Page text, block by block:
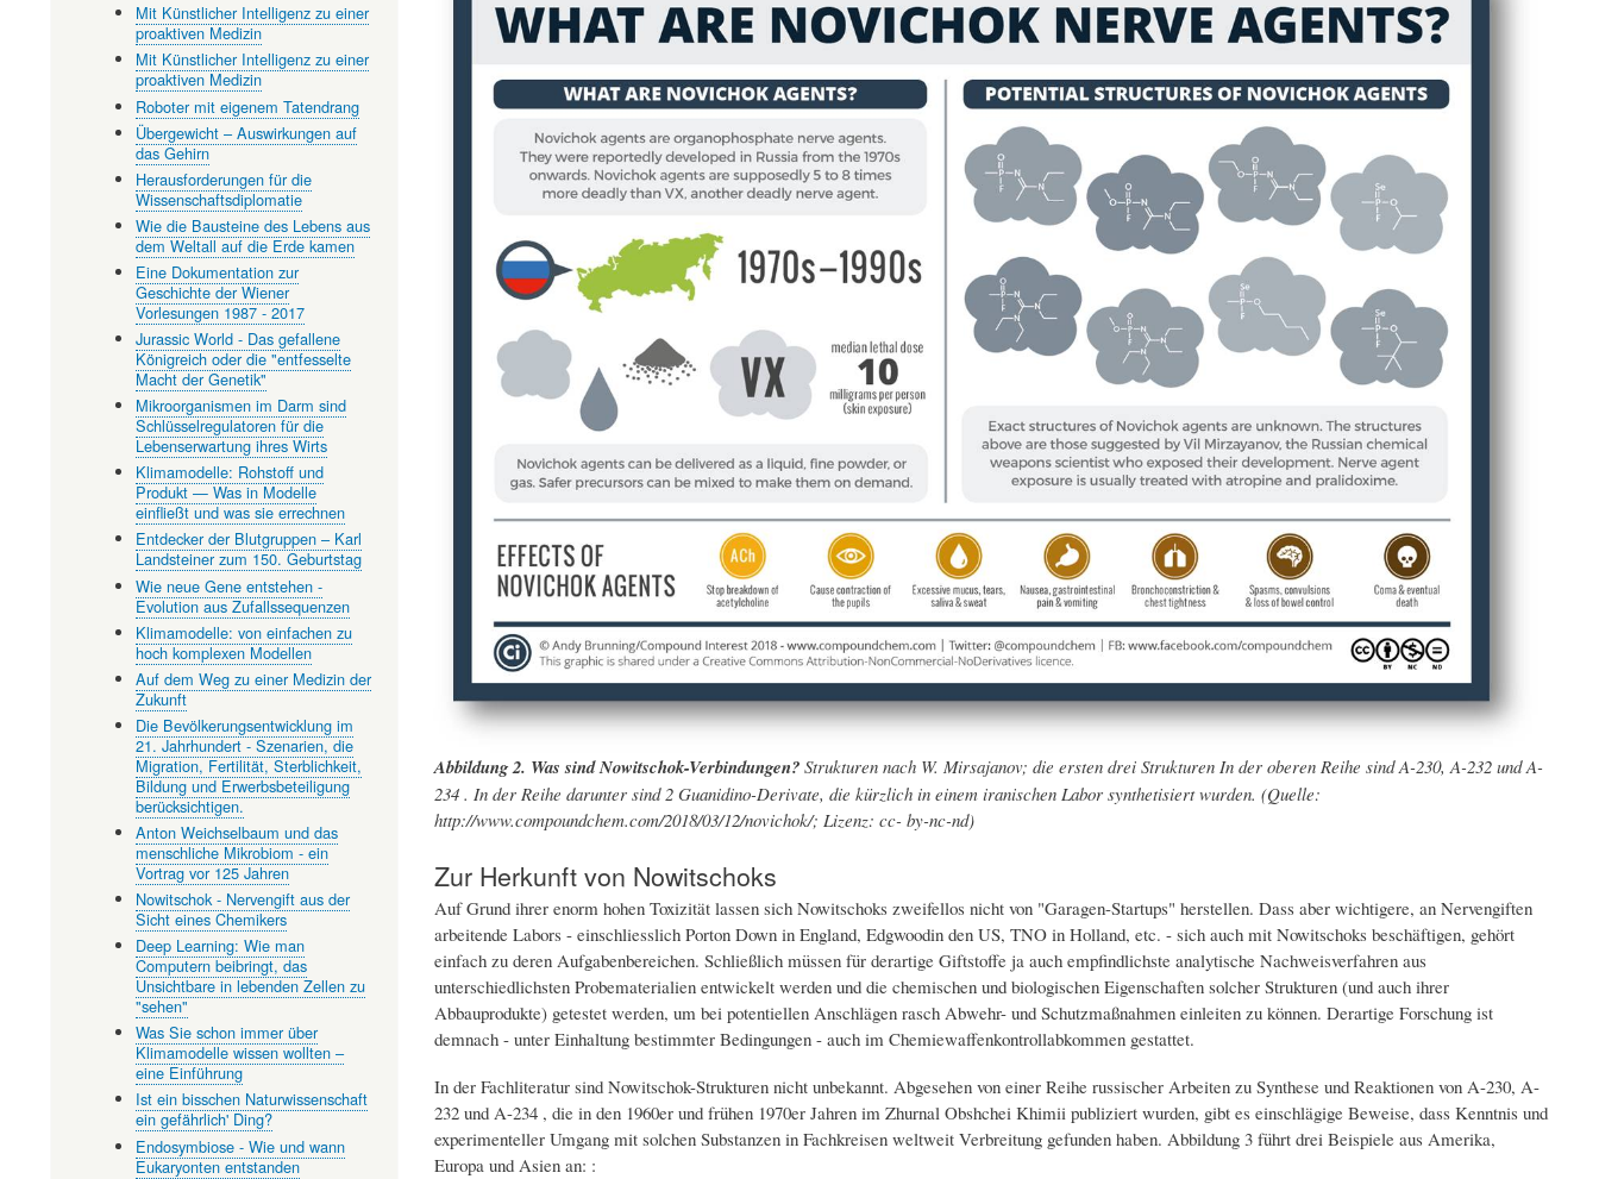
Abbildung 2. Was sind Nowitschok-Verbindungen?Strukturen nach W. Mirsajanov; die ersten drei Strukturen In der oberen Reihe sind A-230, A-232 und A-
234 . In der Reihe darunter sind 2 Guanidino-Derivate, die kürzlich in einem iranischen Labor synthetisiert wurden. (Quelle:
http://www.compoundchem.com/2018/03/12/novichok/; Lizenz: cc- by-nc-nd)
Zur Herkunft von Nowitschoks
Auf Grund ihrer enorm hohen Toxizität lassen sich Nowitschoks zweifellos nicht von "Garagen-Startups" herstellen. Dass aber wichtigere, an Nervengiften
arbeitende Labors - einschliesslich Porton Down in England, Edgwoodin den US, TNO in Holland, etc. - sich auch mit Nowitschoks beschäftigen, gehört
einfach zu deren Aufgabenbereichen. Schließlich müssen für derartige Giftstoffe ja auch empfindlichste analytische Nachweisverfahren aus
unterschiedlichsten Probematerialien entwickelt werden und die chemischen und biologischen Eigenschaften solcher Strukturen (und auch ihrer
Abbauprodukte) getestet werden, um bei potentiellen Anschlägen rasch Abwehr- und Schutzmaßnahmen einleiten zu können. Derartige Forschung ist
demnach - unter Einhaltung bestimmter Bedingungen - auch im Chemiewaffenkontrollabkommen gestattet.
In der Fachliteratur sind Nowitschok-Strukturen nicht unbekannt. Abgesehen von einer Reihe russischer Arbeiten zu Synthese und Reaktionen von A-230, A-
232 und A-234 , die in den 1960er und frühen 1970er Jahren im Zhurnal Obshchei Khimii publiziert wurden, gibt es einschlägige Beweise, dass Kenntnis und
experimenteller Umgang mit solchen Substanzen in Fachkreisen weltweit Verbreitung gefunden haben. Abbildung 3 führt drei Beispiele aus Amerika,
Europa und Asien an: :
Mit Künstlicher Intelligenz zu einer
proaktiven Medizin
Mit Künstlicher Intelligenz zu einer
proaktiven Medizin
Roboter mit eigenem Tatendrang
Übergewicht – Auswirkungen auf
das Gehirn
Herausforderungen für die
Wissenschaftsdiplomatie
Wie die Bausteine des Lebens aus
dem Weltall auf die Erde kamen
Eine Dokumentation zur
Geschichte der Wiener
Vorlesungen 1987 - 2017
Jurassic World - Das gefallene
Königreich oder die "entfesselte
Macht der Genetik"
Mikroorganismen im Darm sind
Schlüsselregulatoren für die
Lebenserwartung ihres Wirts
Klimamodelle: Rohstoff und
Produkt — Was in Modelle
einfließt und was sie errechnen
Entdecker der Blutgruppen – Karl
Landsteiner zum 150. Geburtstag
Wie neue Gene entstehen -
Evolution aus Zufallssequenzen
Klimamodelle: von einfachen zu
hoch komplexen Modellen
Auf dem Weg zu einer Medizin der
Zukunft
Die Bevölkerungsentwicklung im
21. Jahrhundert - Szenarien, die
Migration, Fertilität, Sterblichkeit,
Bildung und Erwerbsbeteiligung
berücksichtigen.
Anton Weichselbaum und das
menschliche Mikrobiom - ein
Vortrag vor 125 Jahren
Nowitschok - Nervengift aus der
Sicht eines Chemikers
Deep Learning: Wie man
Computern beibringt, das
Unsichtbare in lebenden Zellen zu
"sehen"
Was Sie schon immer über
Klimamodelle wissen wollten –
eine Einführung
Ist ein bisschen Naturwissenschaft
ein gefährlich' Ding?
Endosymbiose - Wie und wann
Eukaryonten entstanden